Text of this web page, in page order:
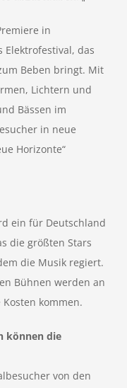
in
Elektrofestival, das
Beben bringt. Mit
Lichtern und
Bässen im
in neue
Horizonte“
ein für Deutschland
die größten Stars
die Musik regiert.
Bühnen werden an
kommen.
können die
von den